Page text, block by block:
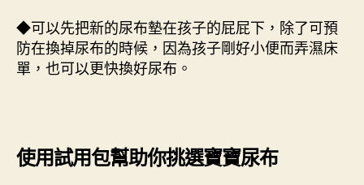
◆可以先把新的尿布墊在孩子的屁屁下，除了可預
防在換掉尿布的時候，因為孩子剛好小便而弄濕床
單，也可以更快換好尿布。
使用試用包幫助你挑選寶寶尿布